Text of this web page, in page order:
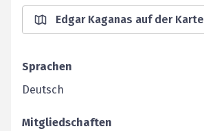
Edgar Kaganas auf der Karte
Sprachen
Deutsch
Mitgliedschaften